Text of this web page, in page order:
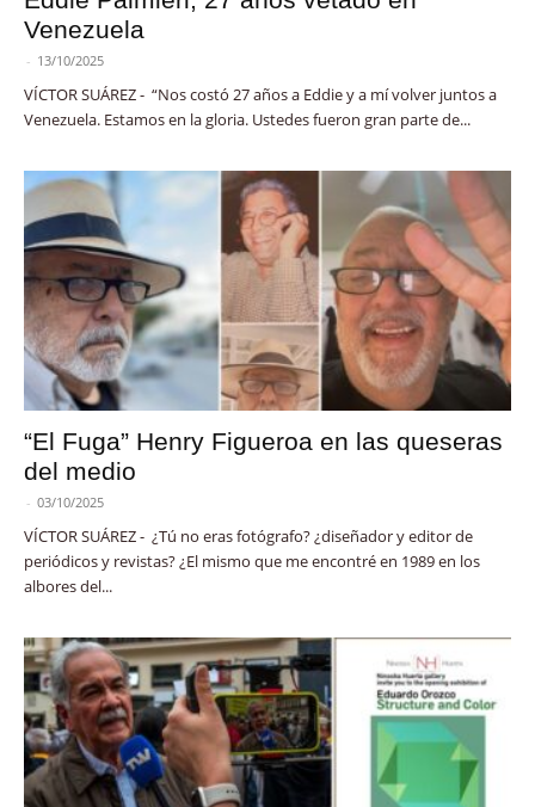
Venezuela
- 13/10/2025
VÍCTOR SUÁREZ - “Nos costó 27 años a Eddie y a mí volver juntos a
Venezuela. Estamos en la gloria. Ustedes fueron gran parte de...
“El Fuga” Henry Figueroa en las queseras
del medio
- 03/10/2025
VÍCTOR SUÁREZ - ¿Tú no eras fotógrafo? ¿diseñador y editor de
periódicos y revistas? ¿El mismo que me encontré en 1989 en los
albores del...